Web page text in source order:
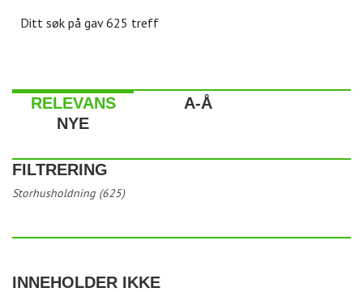
Ditt søk på gav 625 treff
RELEVANS
A-Å
NYE
FILTRERING
Storhusholdning (625)
INNEHOLDER IKKE